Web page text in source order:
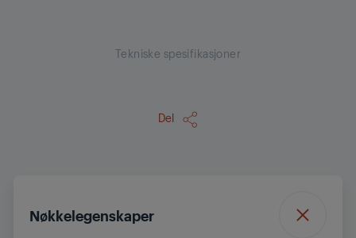
Tekniske spesifikasjoner
Del
Nøkkelegenskaper